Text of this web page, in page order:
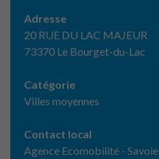
Adresse
20 RUE DU LAC MAJEUR
73370 Le Bourget-du-Lac
Catégorie
Villes moyennes
Contact local
Agence Ecomobilité - Savoie